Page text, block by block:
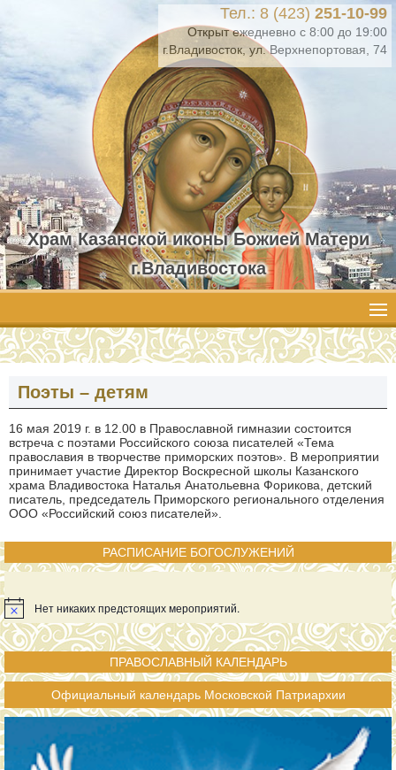
Тел.: 8 (423) 251-10-99
Открыт ежедневно с 8:00 до 19:00
г.Владивосток, ул. Верхнепортовая, 74
Храм Казанской иконы Божией Матери
г.Владивостока
Поэты – детям
16 мая 2019 г. в 12.00 в Православной гимназии состоится
встреча с поэтами Российского союза писателей «Тема
православия в творчестве приморских поэтов». В мероприятии
принимает участие Директор Воскресной школы Казанского
храма Владивостока Наталья Анатольевна Форикова, детский
писатель, председатель Приморского регионального отделения
ООО «Российский союз писателей».
РАСПИСАНИЕ БОГОСЛУЖЕНИЙ
Нет никаких предстоящих мероприятий.
ПРАВОСЛАВНЫЙ КАЛЕНДАРЬ
Официальный календарь Московской Патриархии